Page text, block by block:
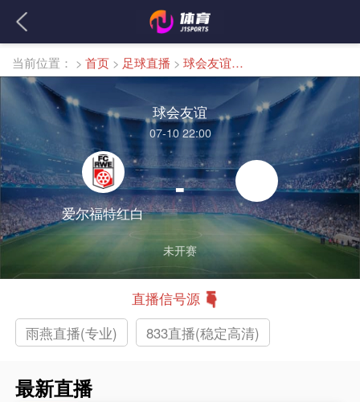
当前位置： > 首页 > 足球直播 > 球会友谊直播
球会友谊
07-10 22:00
爱尔福特红白
-
未开赛
直播信号源
雨燕直播(专业)
833直播(稳定高清)
最新直播